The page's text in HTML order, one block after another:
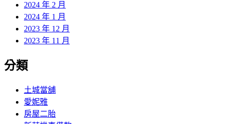
2024 年 2 月
2024 年 1 月
2023 年 12 月
2023 年 11 月
分類
土城當舖
愛妮雅
房屋二胎